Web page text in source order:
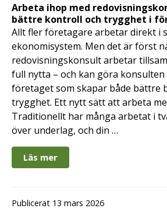
Arbeta ihop med
bättre kontroll och trygghet i
Allt fler företagare arbetar direkt i
ekonomisystem. Men det är först
redovisningskonsult arbetar
full nytta – och kan göra
företaget som skapar både bättre
trygghet. Ett nytt sätt att arbeta
Traditionellt har många arbetat i
över underlag, och din …
Läs mer
Publicerat 13 mars 2026